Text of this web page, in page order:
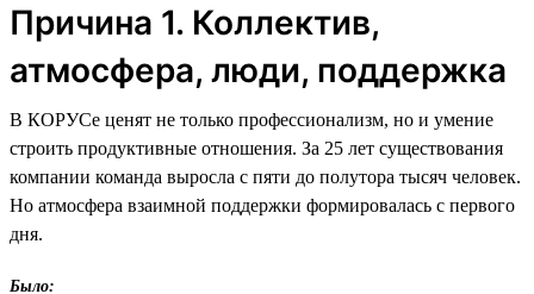
Причина 1. Коллектив,
атмосфера, люди, поддержка
В КОРУСе ценят не только профессионализм, но и умение
строить продуктивные отношения. За 25 лет существования
компании команда выросла с пяти до полутора тысяч человек.
Но атмосфера взаимной поддержки формировалась с первого
дня.
Было: